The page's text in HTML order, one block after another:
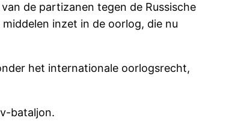
de partizanen tegen de Russische
inzet in de oorlog, die nu
het internationale oorlogsrecht,
bataljon.